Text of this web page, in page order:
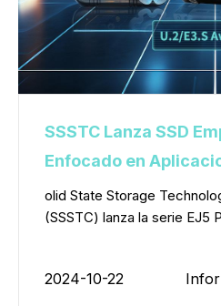
SSSTC Lanza SSD
Enfocado en
Computación de Alto
olid State Storage
(SSSTC) lanza la serie EJ5
2024-10-22